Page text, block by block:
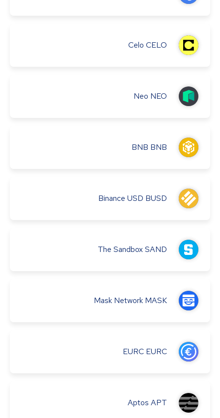
Celo CELO
Neo NEO
BNB BNB
Binance USD BUSD
The SandboxSAND
Mask Network MASK
EURC EURC
Aptos APT